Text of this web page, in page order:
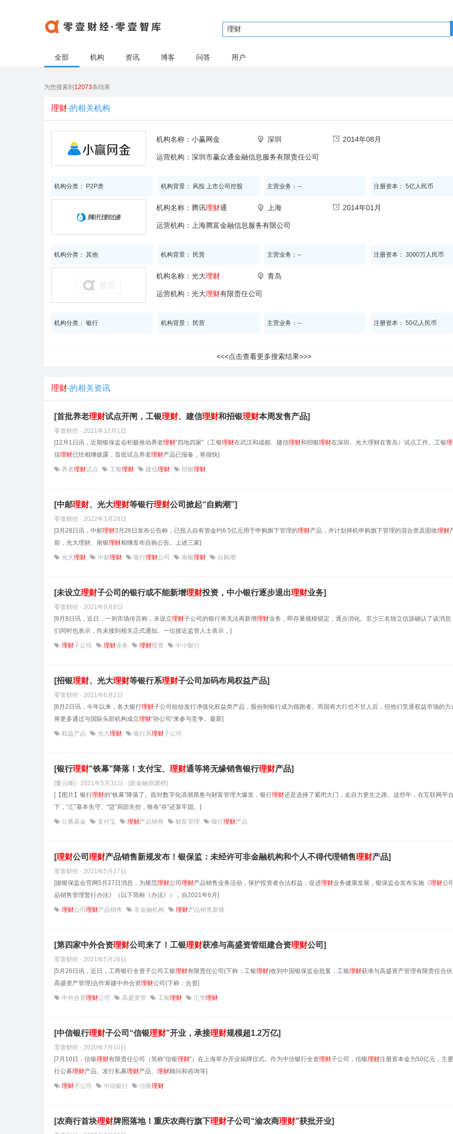
全部 机构 资讯 博客 问答 用户
为您搜索到 12073条结果
理财-的相关机构
机构名称： 小赢网金 深圳 2014年08月
运营机构：深圳市赢众通金融信息服务有限责任公司
机构分类： P2P类 机构背景： 风投 上市公司控股 主营业务：-- 注册资本： 5亿人民币
机构名称： 腾讯理财通 上海 2014年01月
运营机构：上海腾富金融信息服务有限公司
机构分类： 其他 机构背景： 民营 主营业务：-- 注册资本： 3000万人民币
机构名称： 光大理财 青岛
运营机构：光大理财有限责任公司
机构分类： 银行 机构背景： 民营 主营业务：-- 注册资本： 50亿人民币
<<<点击查看更多搜索结果>>>
理财-的相关资讯
[首批养老理财试点开闸，工银理财、建信理财和招银理财本周发售产品]
零壹财经 · 2021年12月1日
[12月1日讯，近期银保监会积极推动养老理财“四地四家”（工银理财在武汉和成都、建信理财和招银理财在深圳、光大理财在青岛）试点工作。工银
信理财已经相继披露，首批试点养老理财产品已报备，将很快]
养老理财试点 工银理财 建信理财 招银理财
[中邮理财、光大理财等银行理财公司掀起“自购潮”]
零壹财经 · 2022年3月28日
[3月28日讯，中邮理财3月26日发布公告称，已投入自有资金约6.5亿元用于申购旗下管理的理财产品，并计划择机申购旗下管理的混合类及固收理财
前，光大理财、南银理财相继发布自购公告。上述三家]
光大理财 中邮理财 银行理财公司 南银理财 自购潮
[未设立理财子公司的银行或不能新增理财投资，中小银行逐步退出理财业务]
零壹财经 · 2021年9月8日
[9月8日讯，近日，一则市场传言称，未设立理财子公司的银行将无法再新增理财业务，即存量规模锁定，逐步消化。至少三名独立信源确认了该消息
们同时也表示，尚未接到相关正式通知。一位接近监管人士表示，]
理财子公司 理财业务 理财投资 中小银行
[招银理财、光大理财等银行系理财子公司加码布局权益产品]
零壹财经 · 2021年6月2日
[6月2日讯，今年以来，各大银行理财子公司纷纷发行净值化权益类产品，股份制银行成为领跑者。而国有大行也不甘人后，但他们竞逐权益市场的方
将更多通过与国际头部机构成立理财“孙公司”来参与竞争。最新]
权益产品 光大理财 银行系理财子公司
[银行理财"铁幕"降落！支付宝、 理财通等将无缘销售银行理财产品]
[董云峰] · 2021年5月31日 · [新金融琅琊榜]
[【图片】银行理财的“铁幕”降落了。面对数字化浪潮席卷与财富管理大爆发，银行理财还是选择了紧闭大门，走自力更生之路。这些年，在互联网平
下，“汇”基本失守、“贷”局部失控，唯有“存”还算牢固。]
公募基金 支付宝 理财产品销售 财富管理 银行理财产品
[理财公司 理财产品销售新规发布！银保监：未经许可非金融机构和个人不得代理销售理财产品]
零壹财经 · 2021年5月27日
[据银保监会官网5月27日消息，为规范理财公司 理财产品销售业务活动，保护投资者合法权益，促进理财业务健康发展，银保监会发布实施《理财公司
品销售管理暂行办法》（以下简称《办法》），自2021年6月]
理财公司 理财产品销售 非金融机构 理财产品销售新规
[第四家中外合资理财公司来了！工银理财获准与高盛资管组建合资理财公司]
零壹财经 · 2021年5月26日
[5月26日讯，近日，工商银行全资子公司工银理财有限责任公司(下称：工银理财)收到中国银保监会批复，工银理财获准与高盛资产管理有限责任合伙
高盛资产管理)合作筹建中外合资理财公司(下称：合资]
中外合资理财公司 高盛资管 工银理财 汇华理财
[中信银行理财子公司“信银理财”开业，承接理财规模超1.2万亿]
零壹财经 · 2020年7月10日
[7月10日，信银理财有限责任公司（简称“信银理财”）在上海举办开业揭牌仪式。作为中信银行全资理财子公司，信银理财注册资本金为50亿元，主
行公募理财产品、发行私募理财产品、 理财顾问和咨询等]
理财子公司 中信银行 信银理财
[农商行首块理财牌照落地！重庆农商行旗下理财子公司“渝农商理财”获批开业]